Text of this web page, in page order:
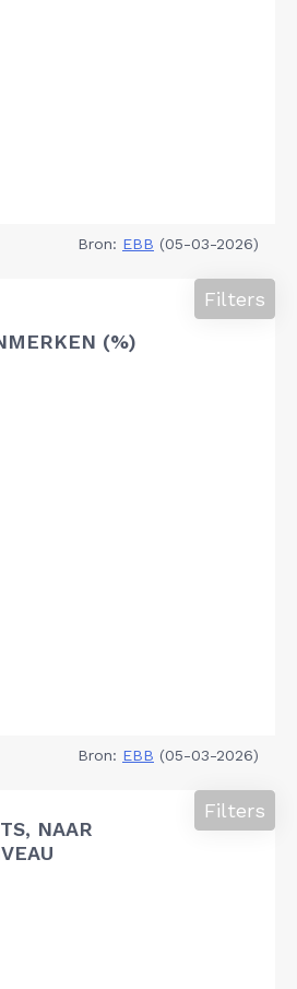
Bron: EBB (05-03-2026)
(%)
Filters
Bron: EBB (05-03-2026)
NAAR
Filters